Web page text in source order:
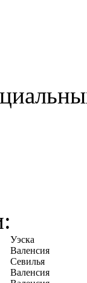
Уэска
Валенсия
Севилья
Валенсия